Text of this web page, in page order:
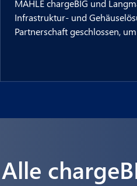
MAHLE chargeBIG und
Infrastruktur- und
Partnerschaft geschlossen,
Alle